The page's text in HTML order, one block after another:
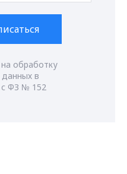
обработку
в
с ФЗ № 152